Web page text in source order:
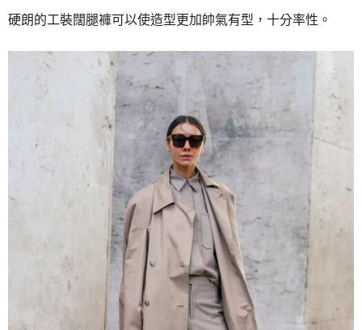
硬朗的工裝闊腿褲可以使造型更加帥氣有型，十分率性。